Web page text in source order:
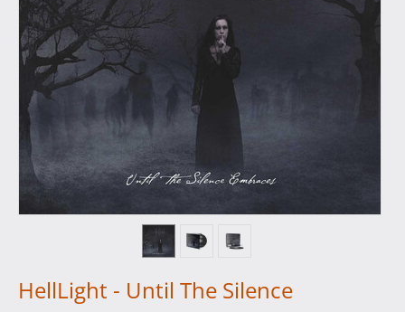
HellLight - Until The Silence